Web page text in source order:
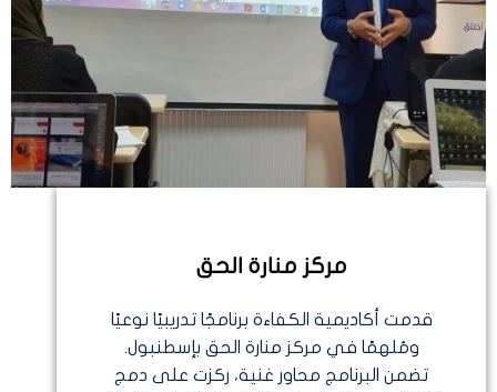
مركز منارة الحق
قدمت أكاديمية الكفاءة برنامجًا تدريبيًا نوعيًا
ومُلهمًا في مركز منارة الحق بإسطنبول.
تضمن البرنامج محاور غنية، ركزت على دمج